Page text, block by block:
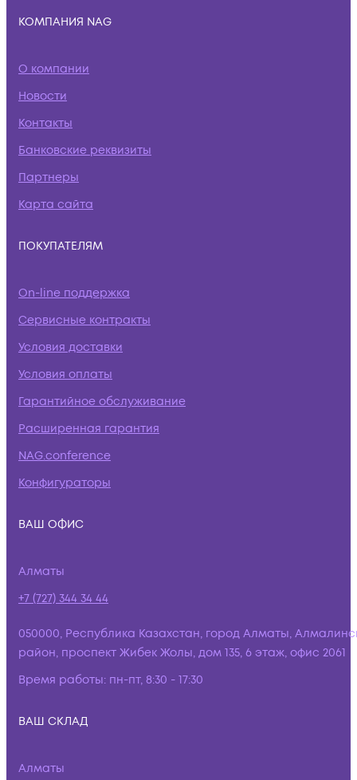
КОМПАНИЯ NAG
О компании
Новости
Контакты
Банковские реквизиты
Партнеры
Карта сайта
ПОКУПАТЕЛЯМ
On-line поддержка
Сервисные контракты
Условия доставки
Условия оплаты
Гарантийное обслуживание
Расширенная гарантия
NAG.conference
Конфигураторы
ВАШ ОФИС
Алматы
+7 (727) 344 34 44
050000, Республика Казахстан, город Алматы,
район, проспект Жибек Жолы, дом 135, 6 этаж, офис 2061
Время работы: пн-пт, 8:30 - 17:30
ВАШ СКЛАД
Алматы